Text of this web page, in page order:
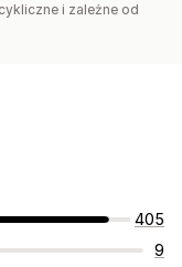
i zależne od
405
9